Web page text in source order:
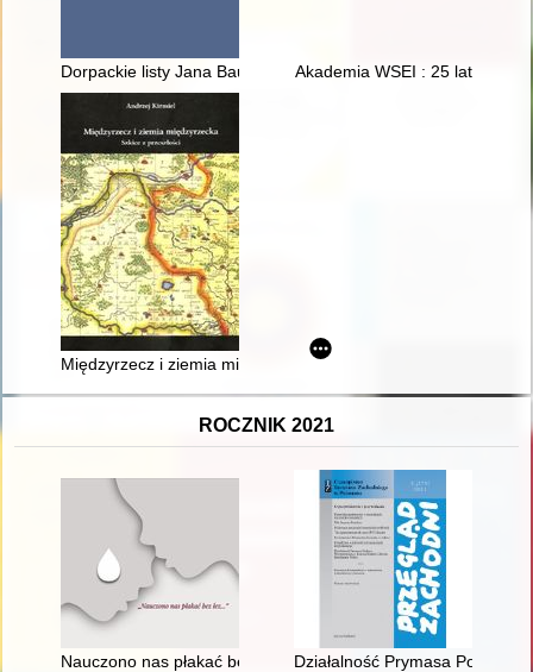
Dorpackie listy Jana Baudouina de Courtenay do Jana
Akademia WSEI : 25 lat
Międzyrzecz i ziemia międzyrzecka : szkice z przeszłości
ROCZNIK 2021
Nauczono nas płakać bez łez..."Działalność Prymasa Polski